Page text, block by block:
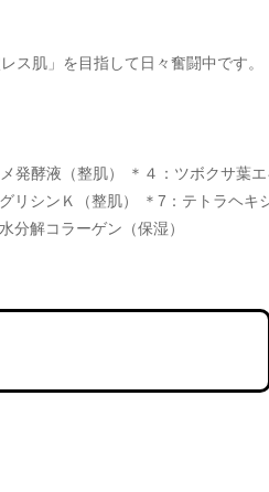
ス肌」を目指して日々奮闘中です。
酵液（整肌） ＊４：ツボクサ葉エ
リシンＫ（整肌） ＊7：テトラヘキ
分解コラーゲン（保湿）